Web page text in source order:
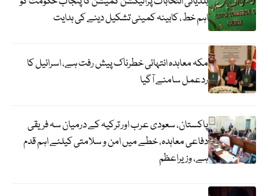
اہم خط، کابینہ کمیٹی تشکیل دینے کی ہدایت
مکہ معاہدہ انتہائی خطرناک پیش رفت ہے، اسرائیل کا
ردعمل سامنے آگیا
پاکستان، سعودی عرب اور ترکیہ کے درمیان سہ فریقی
دفاعی معاہدہ، خطے میں امن و سلامتی کیلئے اہم قدم
ہے، وزیراعظم